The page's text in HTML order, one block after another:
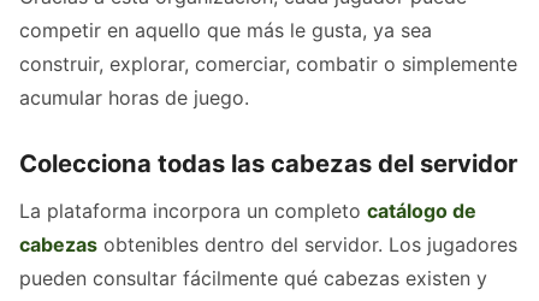
competir en aquello que más le gusta, ya sea
construir, explorar, comerciar, combatir o simplemente
acumular horas de juego.
Colecciona todas las cabezas del servidor
La plataforma incorpora un completo catálogo de
cabezas obtenibles dentro del servidor. Los jugadores
pueden consultar fácilmente qué cabezas existen y